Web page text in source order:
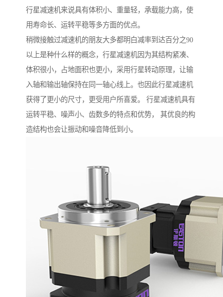
行星减速机来说具有体积小、重量轻，承载能力高，使
用寿命长、运转平稳等多方面的优点。
稍微接触过减速机的朋友大多都明白减率到达百分之90
以上是种什么样的概念，行星减速机因为其结构紧凑、
体积很小，占地面积也更小，采用行星转动原理，让输
入轴和输出轴保持在同一轴心线上。也因此行星减速机
获得了更小的尺寸，更受用户所喜爱。 行星减速机具有
运转平稳、噪声小、齿数多的特点和优势， 其优良的构
造结构也会让振动和噪音降低到小。